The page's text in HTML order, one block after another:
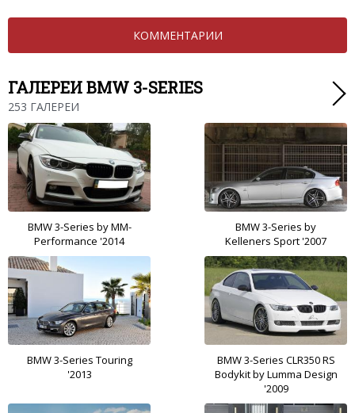
КОММЕНТАРИИ
ГАЛЕРЕИ BMW 3-SERIES
253 ГАЛЕРЕИ
BMW 3-Series by MM-
Performance '2014
BMW 3-Series by
Kelleners Sport '2007
BMW 3-Series Touring
'2013
BMW 3-Series CLR350 RS
Bodykit by Lumma Design
'2009